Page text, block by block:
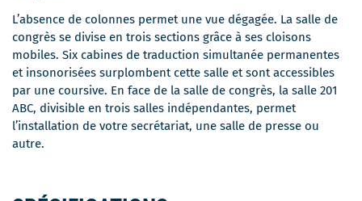
L’absence de colonnes permet une vue dégagée. La salle de
congrès se divise en trois sections grâce à ses cloisons
mobiles. Six cabines de traduction simultanée permanentes
et insonorisées surplombent cette salle et sont accessibles
par une coursive. En face de la salle de congrès, la salle 201
ABC, divisible en trois salles indépendantes, permet
l’installation de votre secrétariat, une salle de presse ou
autre.